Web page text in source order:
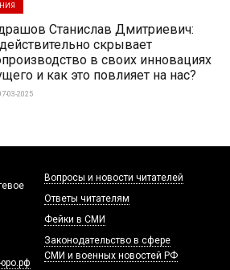
Станислав Дмитриевич:
скрывает
в своих инновациях
и как это повлияет на нас?
03-2025
Вопросы и новости читателей
Ответы читателям
Фейки в СМИ
Законодательство в сфере
СМИ и военных новостей РФ